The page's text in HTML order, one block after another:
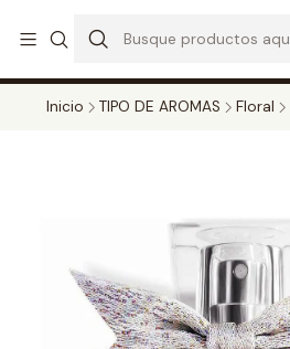
TODOS LOS DECANTS
Inicio TIPO DE AROMAS Floral